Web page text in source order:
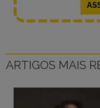
ARTIGOS MAIS